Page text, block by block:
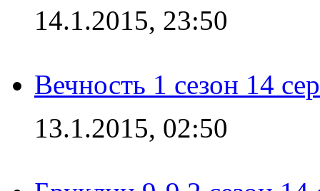
14.1.2015, 23:50
Вечность 1 сезон 14
13.1.2015, 02:50